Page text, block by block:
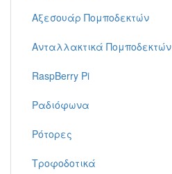
Αξεσουάρ Πομποδεκτών
Ανταλλακτικά Πομποδεκτών
RaspBerry Pi
Ραδιόφωνα
Ρότορες
Τροφοδοτικά